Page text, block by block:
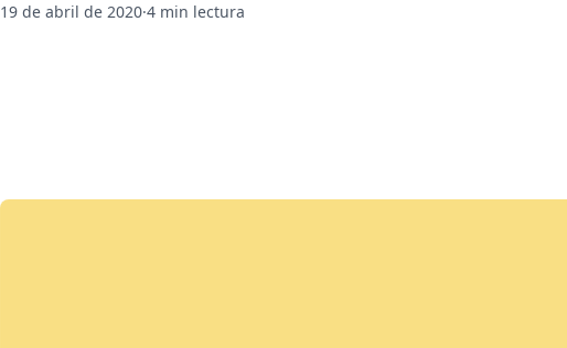
19 de abril de 2020·4 min lectura